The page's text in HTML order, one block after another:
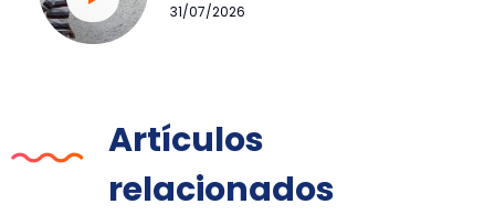
31/07/2026
Artículos
relacionados